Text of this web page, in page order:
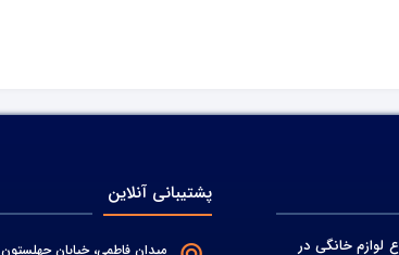
انواع لوازم خانگی در
پشتیبانی آنلاین
میدان فاطمی، خیابان چهلستون